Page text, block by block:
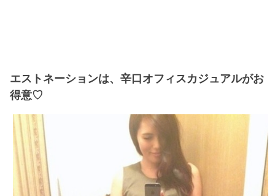
エストネーションは、辛口オフィスカジュアルがお
得意♡